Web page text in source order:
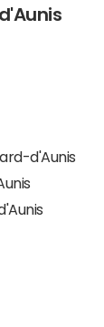
d'Aunis